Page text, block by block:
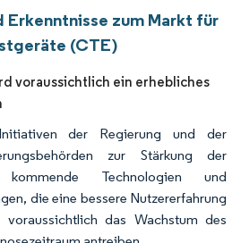
Erkenntnisse zum Markt für
(CTE)
voraussichtlich ein erhebliches
der Regierung und der
zur Stärkung der
Technologien und
die eine bessere Nutzererfahrung
voraussichtlich das Wachstum des